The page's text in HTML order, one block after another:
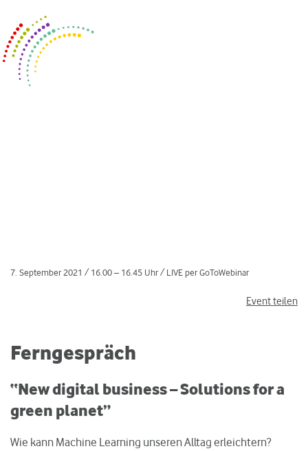
Inhalt
springen
7. September 2021 / 16.00 – 16.45 Uhr / LIVE per GoToWebinar
Event teilen
Ferngespräch
“New digital business – Solutions for a
green planet”
Wie kann Machine Learning unseren Alltag erleichtern?